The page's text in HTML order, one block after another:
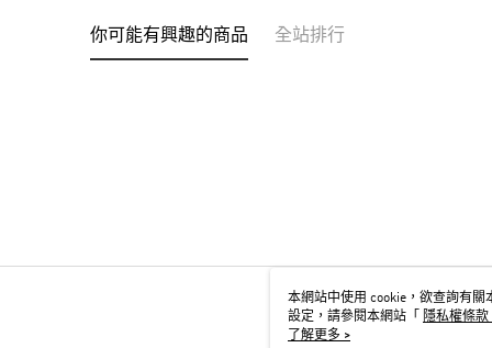
你可能有興趣的商品 全站排行
本網站中使用 cookie，欲查詢有關
設定，請參閱本網站「
隱私權條款
用 cookie。
了解更多 >